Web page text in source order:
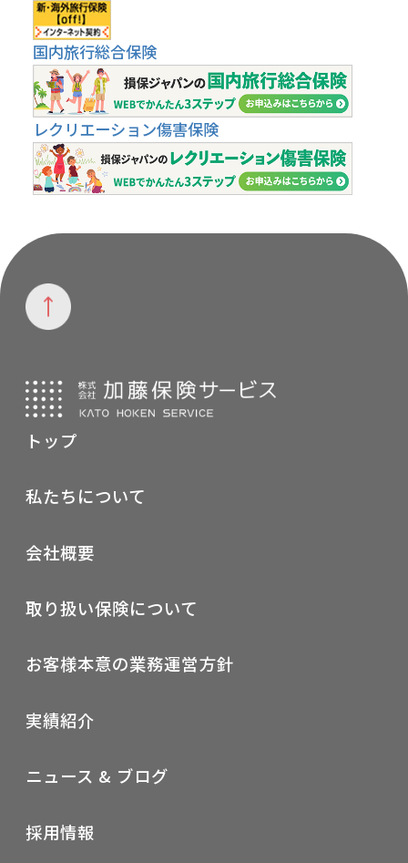
国内旅行総合保険
レクリエーション傷害保険
トップ
私たちについて
会社概要
取り扱い保険について
お客様本意の業務運営方針
実績紹介
ニュース & ブログ
採用情報